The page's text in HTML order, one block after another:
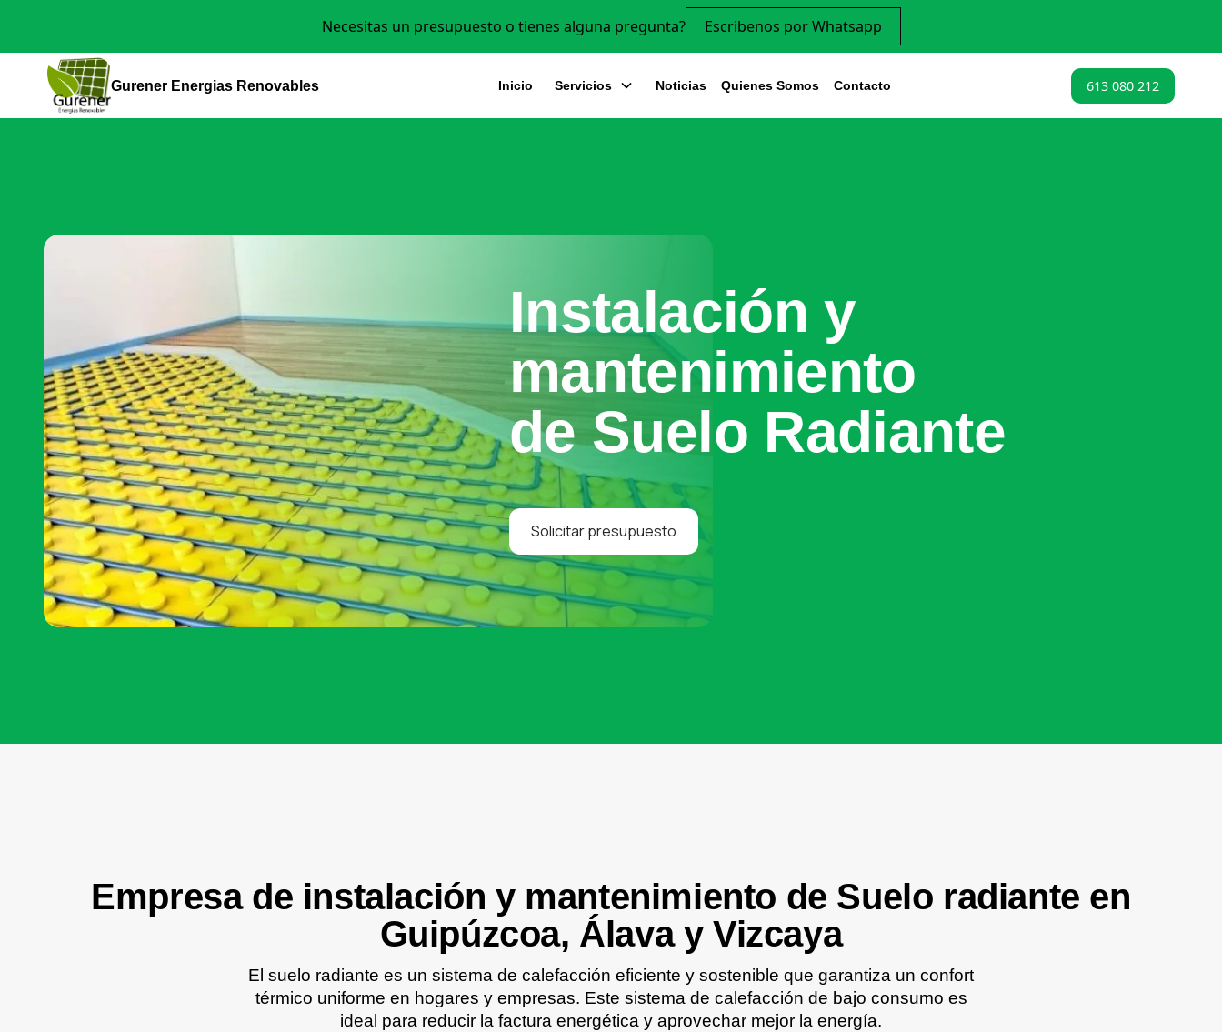
Necesitas un presupuesto o tienes alguna pregunta? Escribenos por Whatsapp
Gurener Energias Renovables Inicio Servicios Noticias Quienes Somos Contacto 613 080 212
Instalación y
mantenimiento
de Suelo Radiante
Solicitar presupuesto
Empresa de instalación y mantenimiento de Suelo radiante en
Guipúzcoa, Álava y Vizcaya
El suelo radiante es un sistema de calefacción eficiente y sostenible que garantiza un confort
térmico uniforme en hogares y empresas. Este sistema de calefacción de bajo consumo es
ideal para reducir la factura energética y aprovechar mejor la energía.